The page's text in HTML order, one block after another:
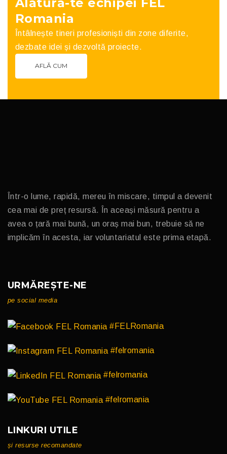
Romania
Întâlnește tineri profesioniști din zone diferite,
dezbate idei și dezvoltă proiecte.
AFLĂ CUM
Într-o lume, rapidă, mereu în miscare, timpul a devenit
cea mai de preț resursă. În aceași măsură pentru a
avea o țară mai bună, un oraș mai bun, trebuie să ne
implicăm în acesta, iar voluntariatul este prima etapă.
URMĂREȘTE-NE
pe social media
#FELRomania
#felromania
#felromania
#felromania
LINKURI UTILE
și resurse recomandate